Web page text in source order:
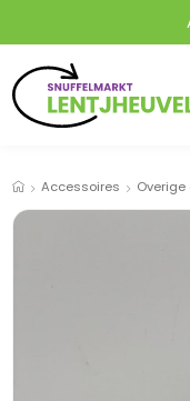
Accessoires